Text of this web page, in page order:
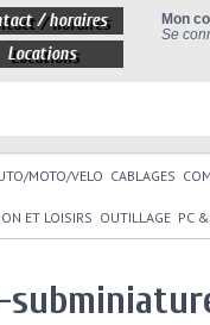
Mon
Se
/ horaires
Locations
MOTO/VELO CABLAGES
ET LOISIRS OUTILLAGE PC